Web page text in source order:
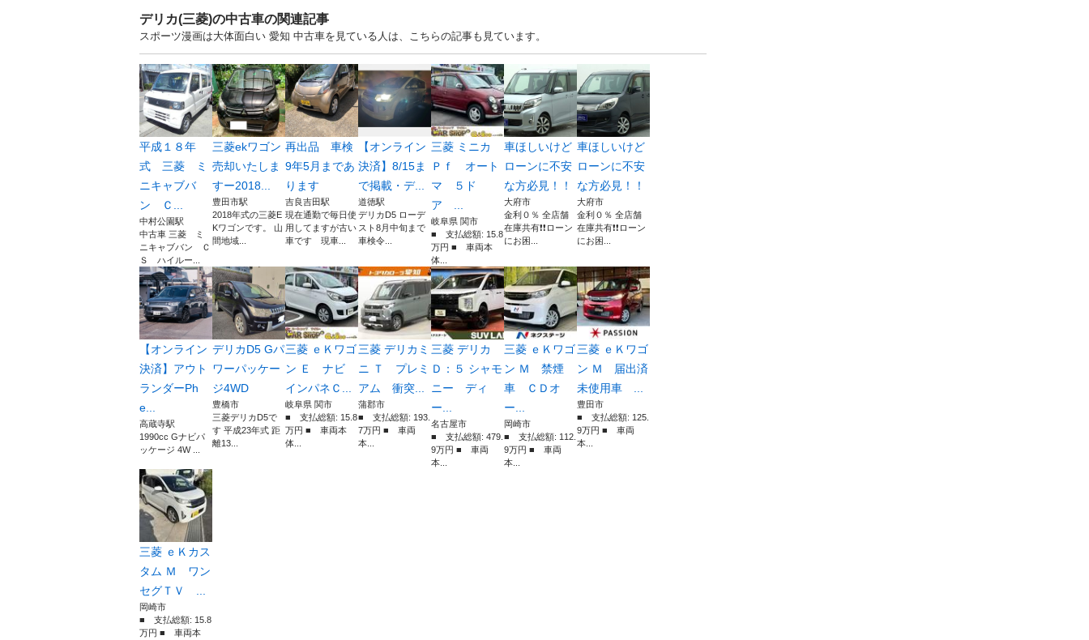
デリカ(三菱)の中古車の関連記事
スポーツ漫画は大体面白い 愛知 中古車を見ている人は、こちらの記事も見ています。
平成１８年
式 三菱 ミ
ニキャブバ
ン Ｃ...
中村公園駅
中古車 三菱 ミ
ニキャブバン Ｃ
Ｓ ハイルー...
三菱ekワゴン
売却いたしま
すー2018...
豊田市駅
2018年式の三菱E
Kワゴンです。 山
間地域...
再出品 車検
9年5月まであ
ります
吉良吉田駅
現在通勤で毎日使
用してますが古い
車です 現車...
【オンライン
決済】8/15ま
で掲載・デ...
道徳駅
デリカD5 ローデ
スト8月中旬まで
車検令...
三菱 ミニカ
Ｐｆ オート
マ ５ド
ア ...
岐阜県 関市
■ 支払総額: 15.8
万円 ■ 車両本
体...
車ほしいけど
ローンに不安
な方必見！！
大府市
金利０％ 全店舗
在庫共有❗️❗️ローン
にお困...
車ほしいけど
ローンに不安
な方必見！！
大府市
金利０％ 全店舗
在庫共有❗️❗️ローン
にお困...
【オンライン
決済】アウト
ランダーPh
e...
高蔵寺駅
1990cc Gナビパ
ッケージ 4W ...
デリカD5 Gパ
ワーパッケー
ジ4WD
豊橋市
三菱デリカD5で
す 平成23年式 距
離13...
三菱 ｅＫワゴ
ン Ｅ ナビ
インパネＣ...
岐阜県 関市
■ 支払総額: 15.8
万円 ■ 車両本
体...
三菱 デリカミ
ニ Ｔ プレミ
アム 衝突...
蒲郡市
■ 支払総額: 193.
7万円 ■ 車両
本...
三菱 デリカ
Ｄ：５ シャモ
ニー ディ
ー...
名古屋市
■ 支払総額: 479.
9万円 ■ 車両
本...
三菱 ｅＫワゴ
ン Ｍ 禁煙
車 ＣＤオ
ー...
岡崎市
■ 支払総額: 112.
9万円 ■ 車両
本...
三菱 ｅＫワゴ
ン Ｍ 届出済
未使用車 ...
豊田市
■ 支払総額: 125.
9万円 ■ 車両
本...
三菱 ｅＫカス
タム Ｍ ワン
セグＴＶ ...
岡崎市
■ 支払総額: 15.8
万円 ■ 車両本